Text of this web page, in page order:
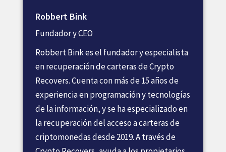
Robbert Bink
Fundador y CEO
Robbert Bink es el fundador y especialista
en recuperación de carteras de Crypto
Recovers. Cuenta con más de 15 años de
experiencia en programación y tecnologías
de la información, y se ha especializado en
la recuperación del acceso a carteras de
criptomonedas desde 2019. A través de